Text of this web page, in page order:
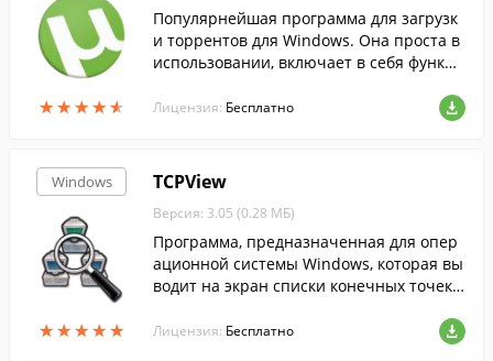
★★★★★
★★★★★
Популярнейшая программа для загрузк
и торрентов для Windows. Она проста в
использовании, включает в себя функци
ое количество настроек.
Лицензия: Бесплатно
Windows
★★★★★
★★★★★
TCPView
Версия: 3.05 (0.28 МБ)
Программа, предназначенная для опер
ационной системы Windows, которая вы
водит на экран списки конечных точек в
й по протоколам TCP и UDP с подробны
Лицензия: Бесплатно